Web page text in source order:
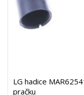
LG hadice
pračku